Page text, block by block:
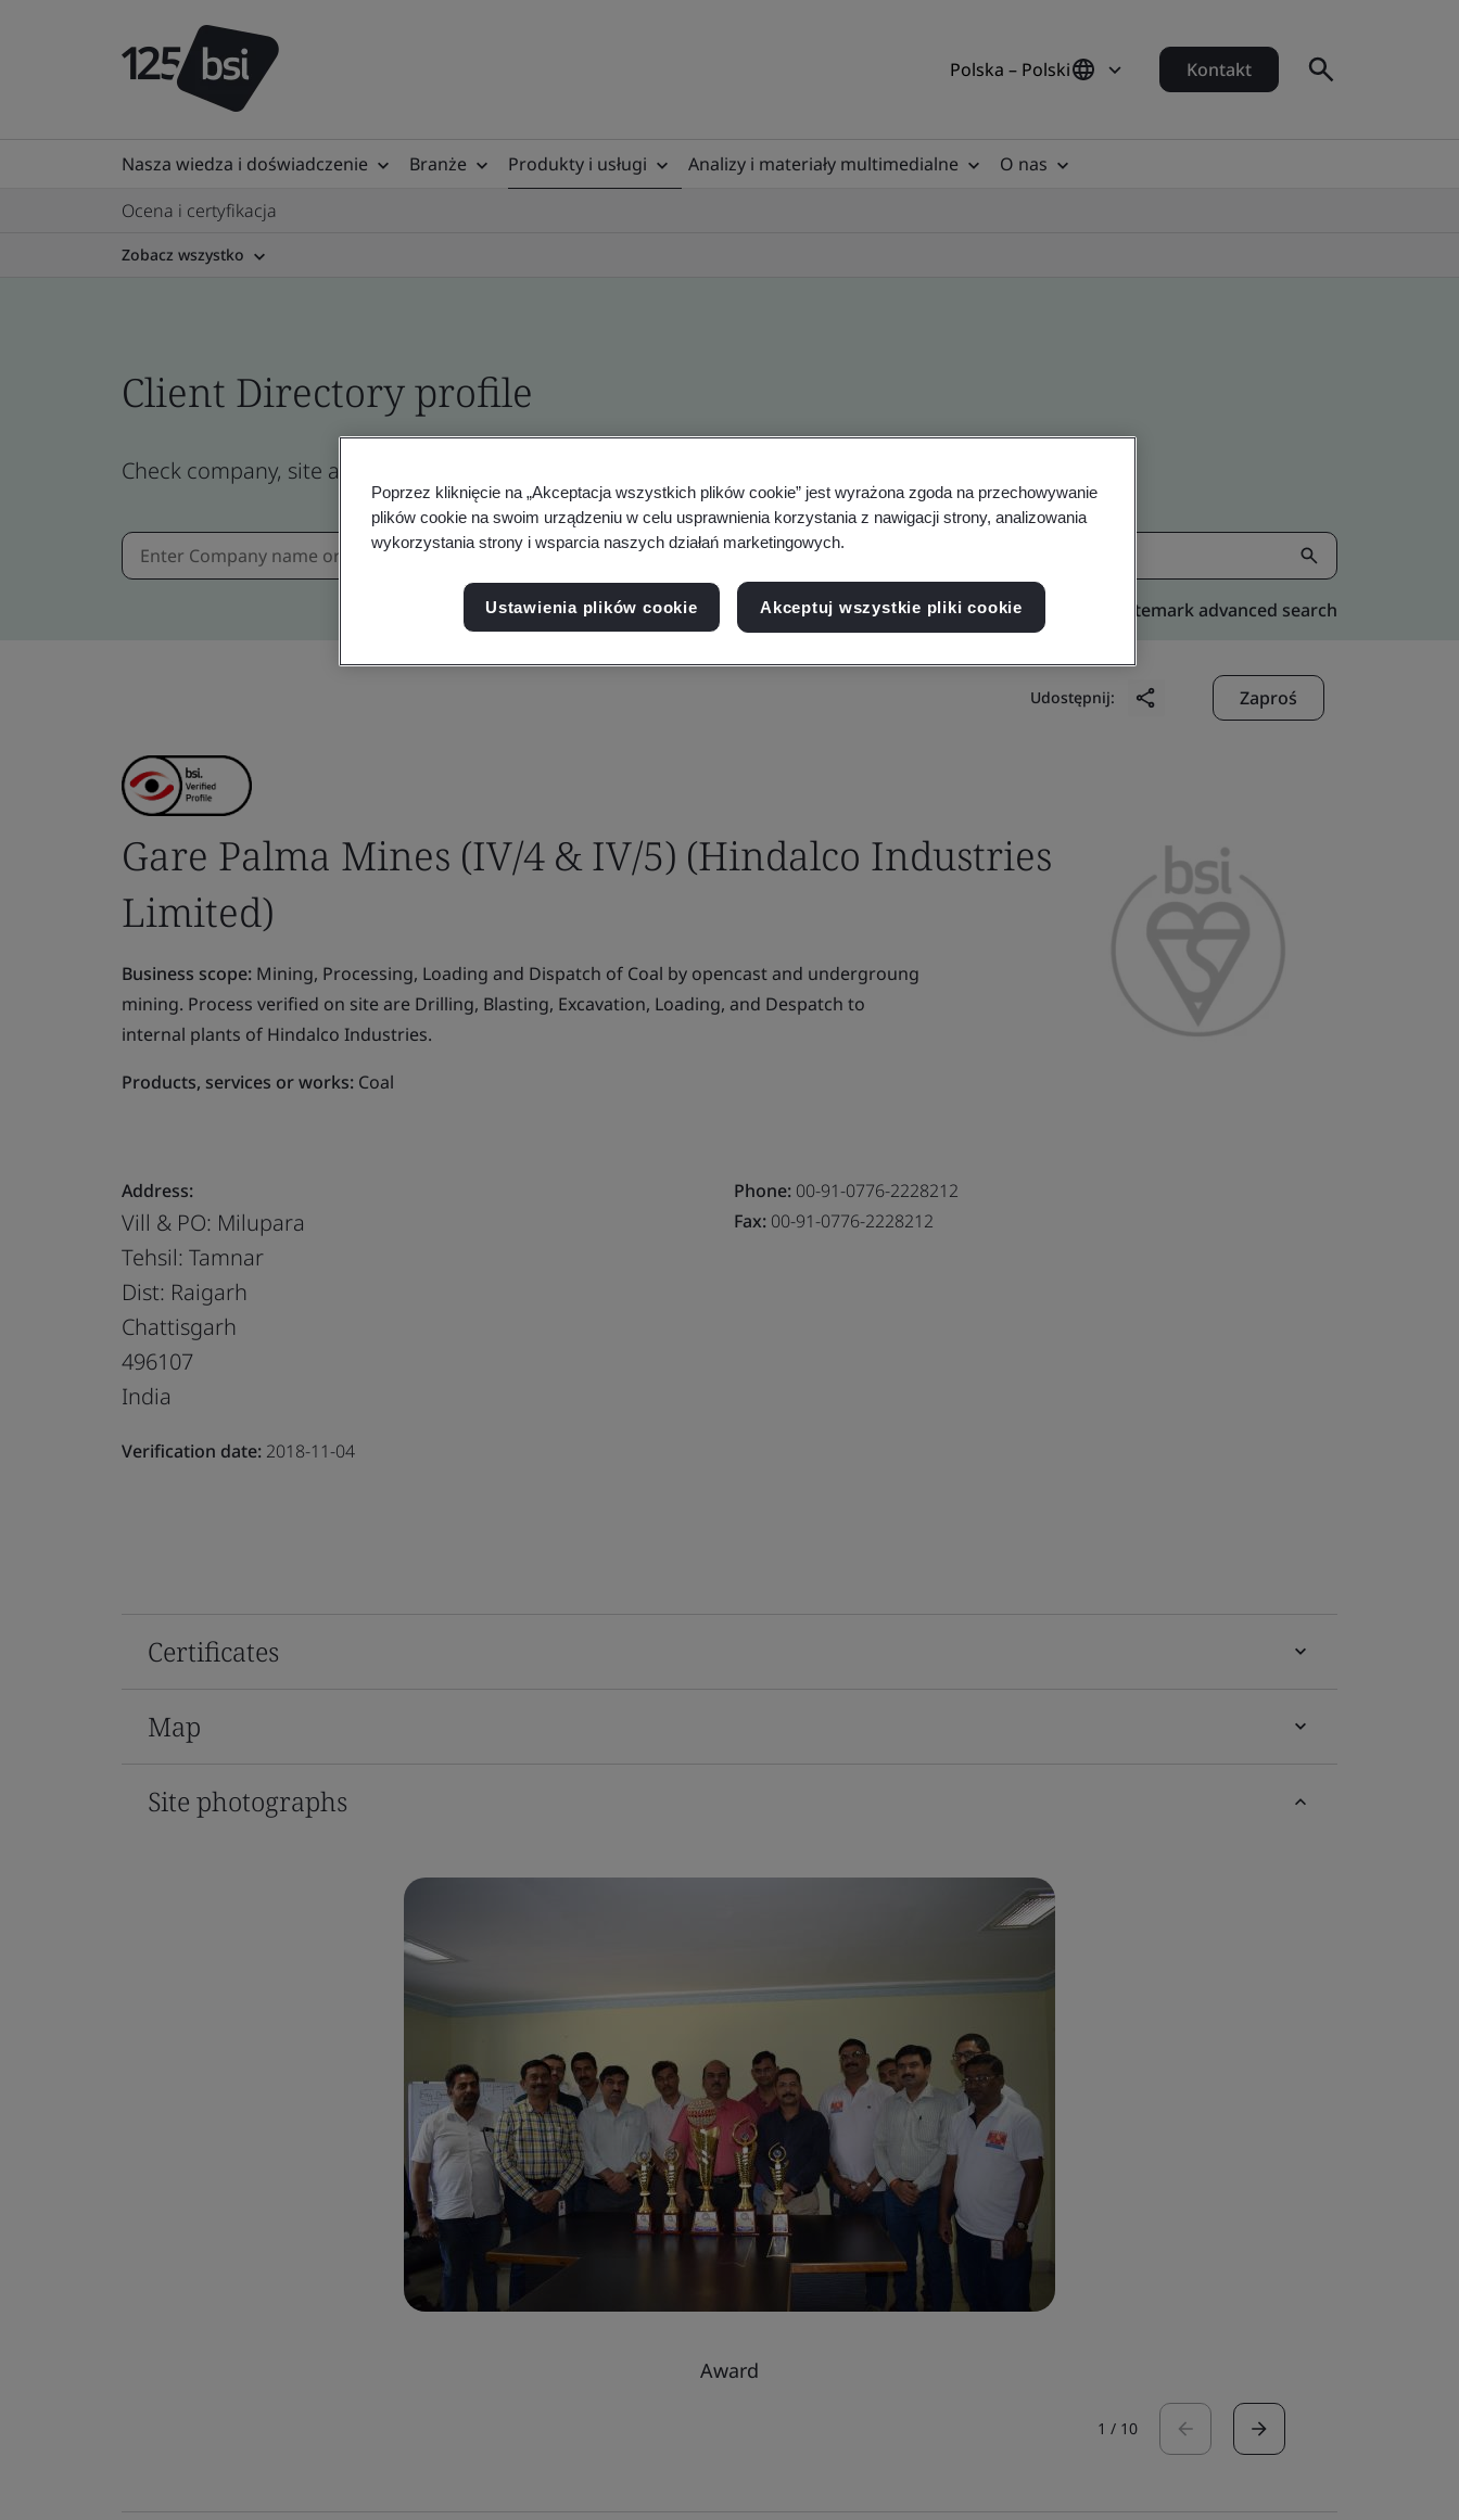
Polska – Polski Kontakt
Nasza wiedza i doświadczenie Branże Produkty i usługi Analizy i materiały multimedialne
O nas
Ocena i certyfikacja
Zobacz wszystko
Client Directory profile
Check company, site and product certificates - Validation and Verification
Kitemark advanced search
Udostępnij: Zaproś
Gare Palma Mines (IV/4 & IV/5) (Hindalco Industries
Limited)
Business scope: Mining, Processing, Loading and Dispatch of Coal by opencast and undergroung
mining. Process verified on site are Drilling, Blasting, Excavation, Loading, and Despatch to
internal plants of Hindalco Industries.
Products, services or works: Coal
Address:
Vill & PO: Milupara
Tehsil: Tamnar
Dist: Raigarh
Chattisgarh
496107
India
Verification date: 2018-11-04
Phone: 00-91-0776-2228212
Fax: 00-91-0776-2228212
Certificates
Map
Site photographs
Award
1 / 10
Poprzez kliknięcie na „Akceptacja wszystkich plików cookie” jest wyrażona zgoda na przechowywanie
plików cookie na swoim urządzeniu w celu usprawnienia korzystania z nawigacji strony, analizowania
wykorzystania strony i wsparcia naszych działań marketingowych.
Ustawienia plików cookie Akceptuj wszystkie pliki cookie